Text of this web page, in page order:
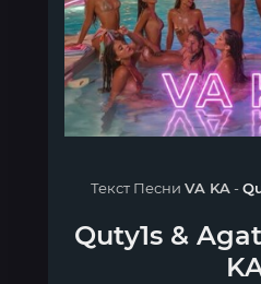
Текст Песни VA KA -
Quty1s&